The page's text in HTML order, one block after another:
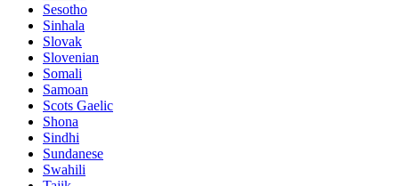
Sesotho
Sinhala
Slovak
Slovenian
Somali
Samoan
Scots Gaelic
Shona
Sindhi
Sundanese
Swahili